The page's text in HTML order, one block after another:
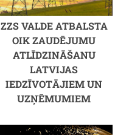
ZZS VALDE ATBALSTA
OIK ZAUDĒJUMU
ATLĪDZINĀŠANU
LATVIJAS
IEDZĪVOTĀJIEM UN
UZŅĒMUMIEM